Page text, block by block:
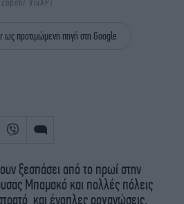
ΖΩΔΙΑ
ViaAP)
προτιμώμενη πηγή στη Google
ξεσπάσει από το πρωί στην
Μπαμακό και πολλές πόλεις
και ένοπλες οργανώσεις.